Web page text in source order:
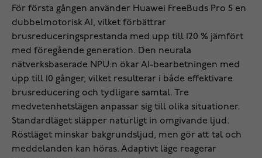
För första gången använder Huawei FreeBuds Pro 5 en
dubbelmotorisk AI, vilket förbättrar
brusreduceringsprestanda med upp till 120 % jämfört
med föregående generation. Den neurala
nätverksbaserade NPU:n ökar AI-bearbetningen med
upp till 10 gånger, vilket resulterar i både effektivare
brusreducering och tydligare samtal. Tre
medvetenhetslägen anpassar sig till olika situationer.
Standardläget släpper naturligt in omgivande ljud.
Röstläget minskar bakgrundsljud, men gör att tal och
meddelanden kan höras. Adaptivt läge reagerar